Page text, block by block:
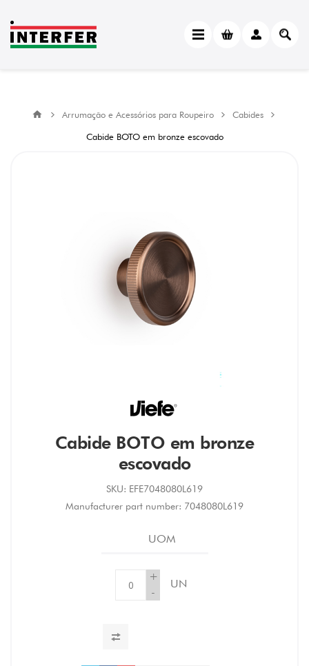
Arrumação e Acessórios para Roupeiro
Cabides
Cabide BOTO em bronze escovado
Cabide BOTO em bronze
escovado
SKU: EFE7048080L619
Manufacturer part number: 7048080L619
UOM
+
-
UN